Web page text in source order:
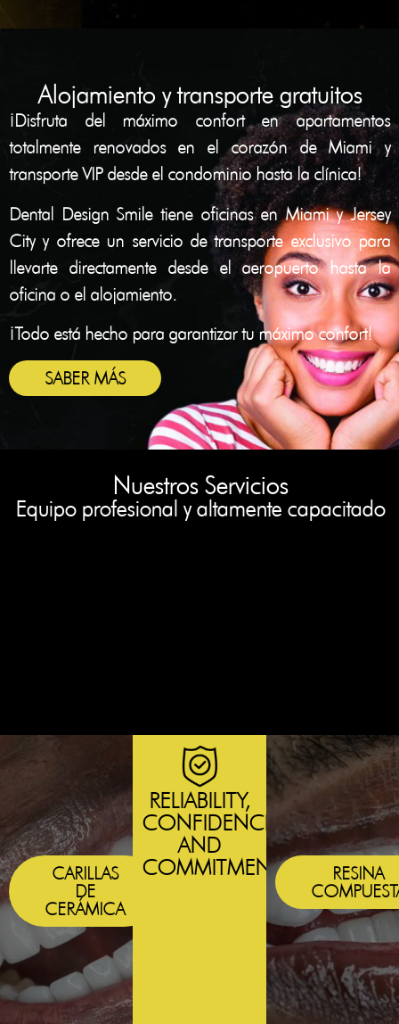
Alojamiento y transporte gratuitos
¡Disfruta del máximo confort en apartamentos
totalmente renovados en el corazón de Miami y
transporte VIP desde el condominio hasta la clínica!
Dental Design Smile tiene oficinas enMiamiyJersey
Cityy ofrece un servicio de transporte exclusivo para
llevarte directamente desde el aeropuerto hasta la
oficina o el alojamiento.
¡Todo está hecho para garantizar tu máximo confort!
SABER MÁS
Nuestros Servicios
Equipo profesional y altamente capacitado
CARILLAS
DE
CERÁMICA
RELIABILITY,
CONFIDENCE
AND
COMMITMENT
RESINA